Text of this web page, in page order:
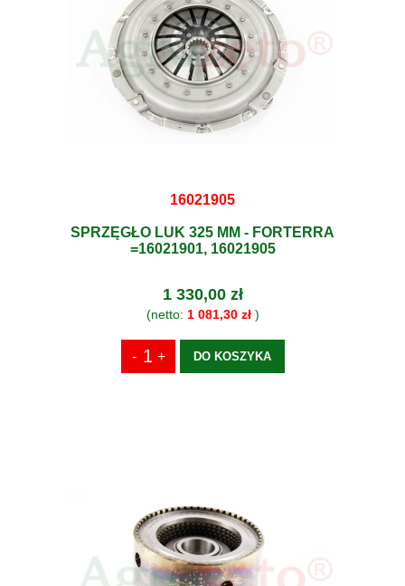
16021905
SPRZĘGŁO LUK 325 MM - FORTERRA
=16021901, 16021905
1 330,00 zł
(netto: 1 081,30 zł)
DO KOSZYKA